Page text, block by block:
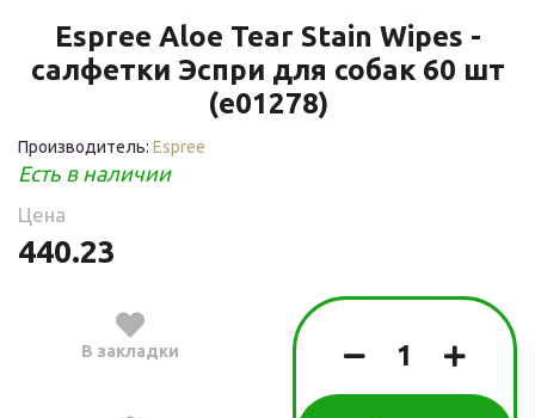
Espree Aloe Tear Stain Wipes -
салфетки Эспри для собак 60 шт
(e01278)
Производитель: Espree
Есть в наличии
Цена
440.23
В закладки